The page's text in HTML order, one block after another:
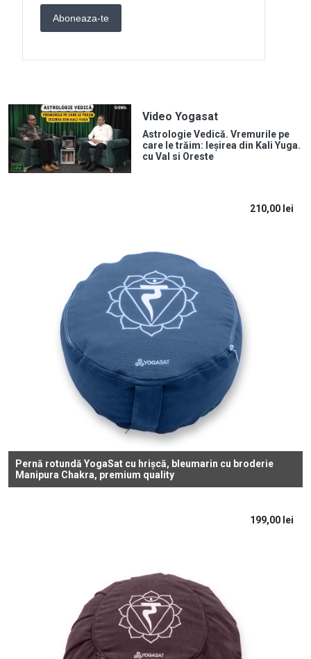
Video Yogasat
Astrologie Vedică. Vremurile pe
care le trăim: Ieșirea din Kali Yuga.
cu Val si Oreste
Pernă rotundă YogaSat cu hrișcă, bleumarin cu broderie
Manipura Chakra, premium quality
210,00 lei
199,00 lei